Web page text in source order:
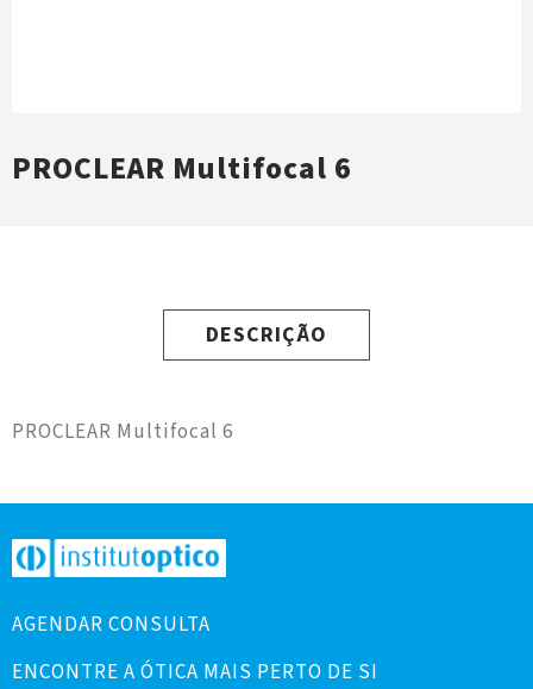
PROCLEAR Multifocal 6
DESCRIÇÃO
PROCLEAR Multifocal 6
AGENDAR CONSULTA
ENCONTRE A ÓTICA MAIS PERTO DE SI